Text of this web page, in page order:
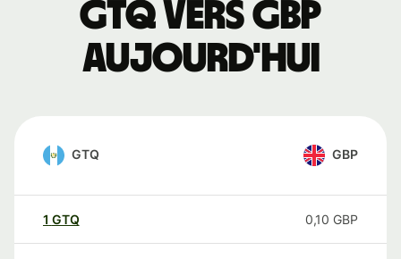
GTQ vers GBP
aujourd'hui
GTQ GBP
1 GTQ 0,10 GBP